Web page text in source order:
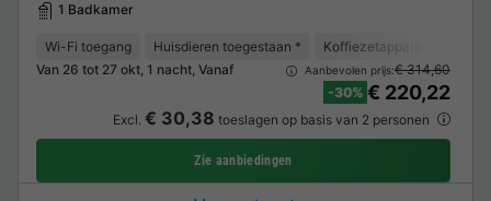
1 Badkamer
Wi-Fi toegang Huisdieren toegestaan * Koffiezetapparaat
Van 26 tot 27 okt, 1 nacht, Vanaf
Aanbevolen prijs:€ 314,60
-30% € 220,22
Excl. € 30,38 toeslagen op basis van 2 personen
Zie aanbiedingen